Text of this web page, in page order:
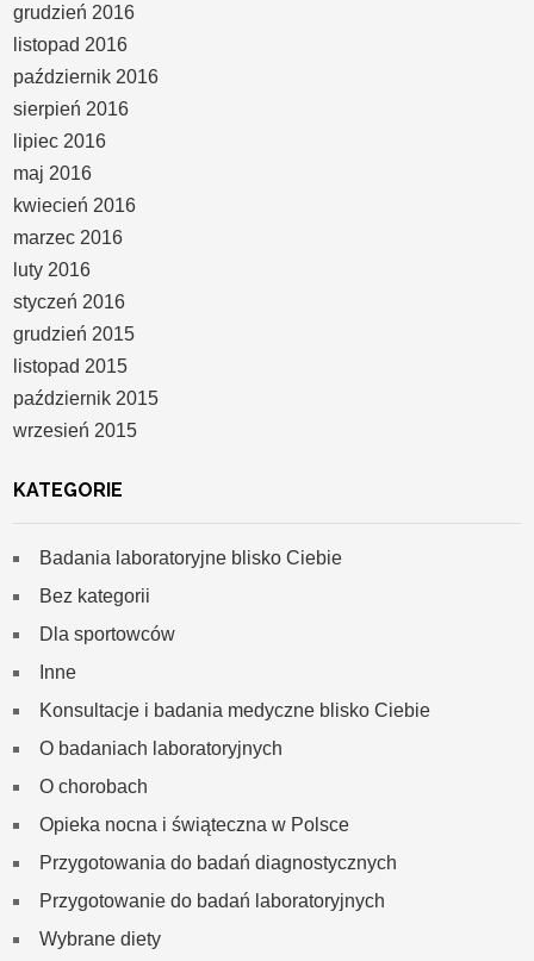
grudzień 2016
listopad 2016
październik 2016
sierpień 2016
lipiec 2016
maj 2016
kwiecień 2016
marzec 2016
luty 2016
styczeń 2016
grudzień 2015
listopad 2015
październik 2015
wrzesień 2015
KATEGORIE
Badania laboratoryjne blisko Ciebie
Bez kategorii
Dla sportowców
Inne
Konsultacje i badania medyczne blisko Ciebie
O badaniach laboratoryjnych
O chorobach
Opieka nocna i świąteczna w Polsce
Przygotowania do badań diagnostycznych
Przygotowanie do badań laboratoryjnych
Wybrane diety